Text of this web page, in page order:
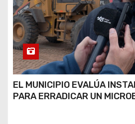
EL MUNICIPIO EVALÚA
PARA ERRADICAR UN